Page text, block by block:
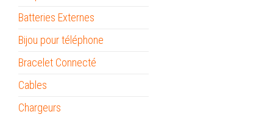
Batteries Externes
Bijou pour téléphone
Bracelet Connecté
Cables
Chargeurs